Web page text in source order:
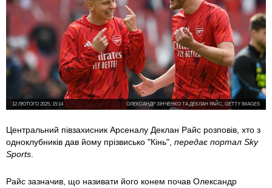
ОЛЕКСАНДР ЗІНЧЕНКО ТА ДЕКЛАН РАЙС, GETTY IMAGES
12 ЛЮТОГО 2025, 15:14
Центральний півзахисник Арсеналу Деклан Райс розповів, хто з
одноклубників дав йому прізвисько "Кінь", передає портал Sky
Sports.
Райс зазначив, що називати його конем почав Олександр